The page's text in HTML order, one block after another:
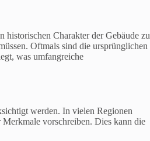
historischen Charakter der Gebäude zu
Oftmals sind die ursprünglichen
was umfangreiche
werden. In vielen Regionen
vorschreiben. Dies kann die